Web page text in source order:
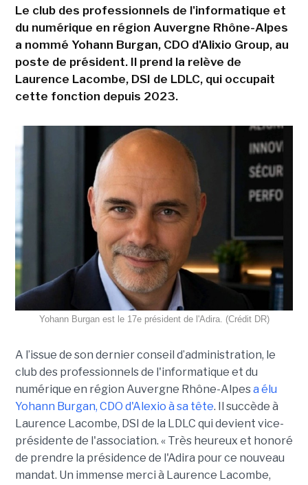
Le club des professionnels de l'informatique et
du numérique en région Auvergne Rhône-Alpes
a nommé Yohann Burgan, CDO d'Alixio Group, au
poste de président. Il prend la relève de
Laurence Lacombe, DSI de LDLC, qui occupait
cette fonction depuis 2023.
Yohann Burgan est le 17e président de l'Adira. (Crédit DR)
A l’issue de son dernier conseil d’administration, le
club des professionnels de l'informatique et du
numérique en région Auvergne Rhône-Alpesa élu
Yohann Burgan, CDO d'Alexio à sa tête. Il succède à
Laurence Lacombe, DSI de la LDLC qui devient vice-
présidente de l'association. « Très heureux et honoré
de prendre la présidence de l'Adira pour ce nouveau
mandat. Un immense merci à Laurence Lacombe,